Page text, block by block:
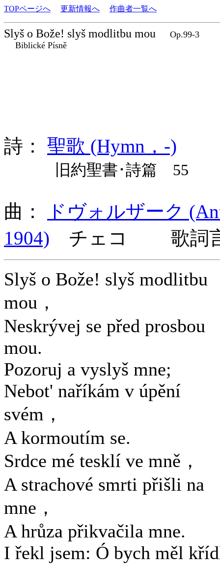
TOPページへ 更新情報へ 作曲者一覧へ
Slyš o Bože! slyš modlitbu mou
Op.99-3
Biblické Písně
詩： 聖歌 (Hymn，-)
旧約聖書･詩篇 55
曲：
ドヴォルザーク
1904) チェコ 歌詞言
Slyš o Bože! slyš modlitbu
mou，
Neskrývej se před prosbou
mou.
Pozoruj a vyslyš mne;
Nebot' naříkám v úpění
svém，
A kormoutím se.
Srdce mé tesklí ve mně，
A strachové smrti přišli na
mne，
A hrůza přikvačila mne.
I řekl jsem: Ó bych měl